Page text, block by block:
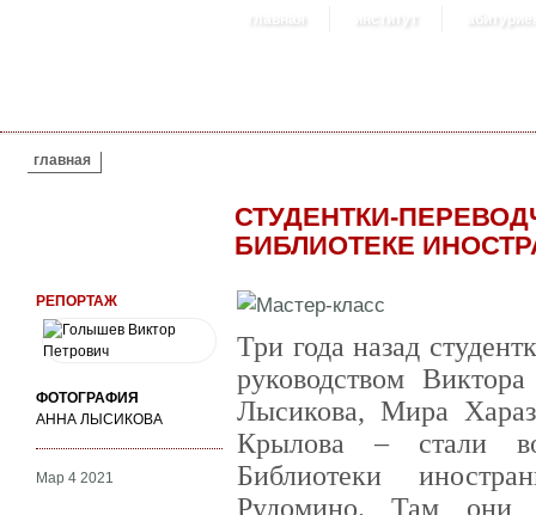
главная институт
ВЫ ЗДЕСЬ
главная
СТУДЕНТКИ-
БИБЛИОТЕКЕ
РЕПОРТАЖ
ФОТОГРАФИЯ
АННА ЛЫСИКОВА
Мар 4 2021
Три года назад
руководством
Лысикова, Мира
Крылова – стали
Библиотеки
Рудомино. Там они